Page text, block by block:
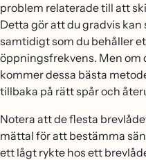
problem relaterade till att
Detta gör att du gradvis
samtidigt som du behåller
öppningsfrekvens. Men om
kommer dessa bästa
tillbaka på rätt spår och
Notera att de flesta
mättal för att bestämma
ett lågt rykte hos ett